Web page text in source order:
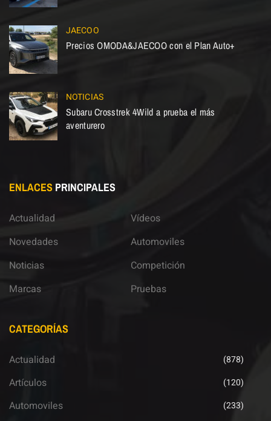
JAECOO
Precios OMODA&JAECOO con el Plan Auto+
NOTICIAS
Subaru Crosstrek 4Wild a prueba el más
aventurero
ENLACES PRINCIPALES
Actualidad
Novedades
Noticias
Marcas
Vídeos
Automoviles
Competición
Pruebas
CATEGORÍAS
Actualidad (878)
Artículos (120)
Automoviles (233)